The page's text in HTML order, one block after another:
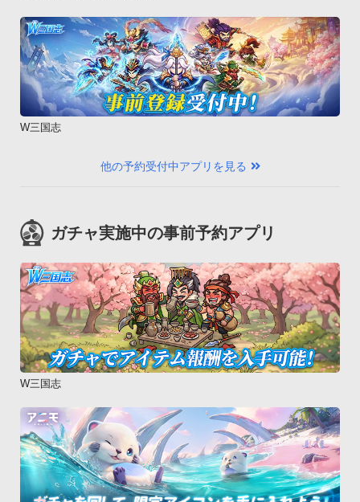
W三国志
他の予約受付中アプリを見る
ガチャ実施中の事前予約アプリ
W三国志